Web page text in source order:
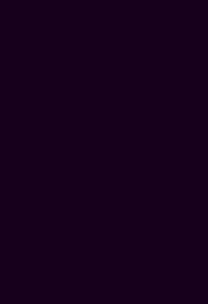
Transparenz und
Restaurationen
nahezu wie echte
hohe
und eine
gut verträglich
ist. Es treten
Wechselwirkungen
Zahnersatz auf.
Metallgerüst können
genannte
werden.